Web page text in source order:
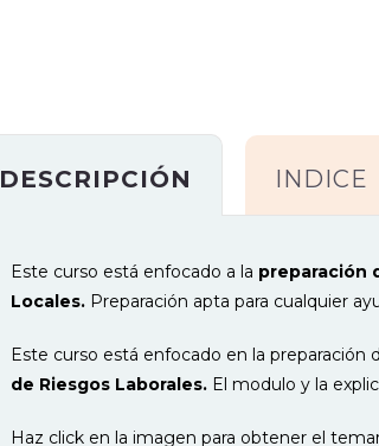
DESCRIPCIÓN INDICE
Este curso está enfocado a la preparación
Locales. Preparación apta para cualquier
Este curso está enfocado en la preparación
de Riesgos Laborales. El modulo y la
Haz click en la imagen para obtener el